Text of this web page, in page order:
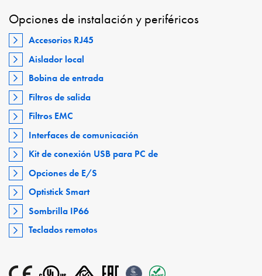
Opciones de instalación y periféricos
Accesorios RJ45
Aislador local
Bobina de entrada
Filtros de salida
Filtros EMC
Interfaces de comunicación
Kit de conexión USB para PC de
Opciones de E/S
Optistick Smart
Sombrilla IP66
Teclados remotos